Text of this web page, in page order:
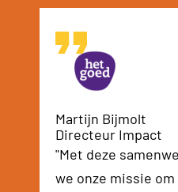
Martijn Bijmolt
Directeur Impact
"Met deze
we onze missie